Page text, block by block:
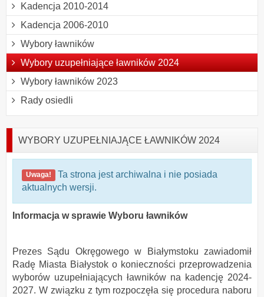
Kadencja 2010-2014
Kadencja 2006-2010
Wybory ławników
Wybory uzupełniające ławników 2024
Wybory ławników 2023
Rady osiedli
WYBORY UZUPEŁNIAJĄCE ŁAWNIKÓW 2024
Uwaga!
Ta strona jest archiwalna i nie posiada
aktualnych wersji.
Informacja w sprawie Wyboru ławników
Prezes Sądu Okręgowego w Białymstoku zawiadomił
Radę Miasta Białystok o konieczności przeprowadzenia
wyborów uzupełniających ławników na kadencję 2024-
2027. W związku z tym rozpoczęła się procedura naboru